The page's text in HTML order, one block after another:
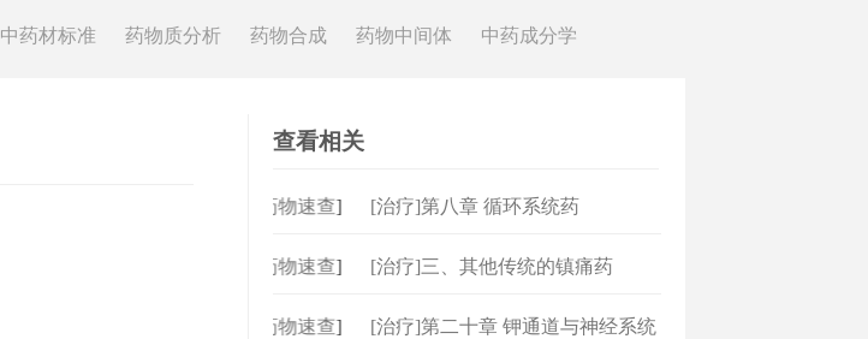
中药材标准 药物质分析 药物合成 药物中间体 中药成分学
查看相关
药物速查] [治疗]第八章 循环系统药
药物速查] [治疗]三、其他传统的镇痛药
药物速查] [治疗]第二十章 钾通道与神经系统